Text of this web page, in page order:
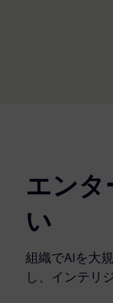
エン
い
組織でAIを大
し、インテリ